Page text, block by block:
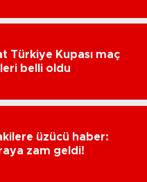
Türkiye Kupası maç
belli oldu
üzücü haber:
zam geldi!